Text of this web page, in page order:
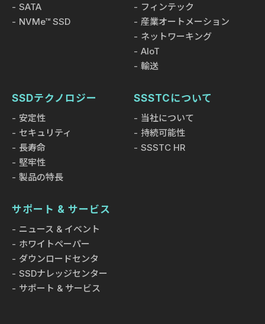
SATA
NVMe™ SSD
フィンテック
産業オートメーション
ネットワーキング
AIoT
輸送
SSDテクノロジー
安定性
セキュリティ
長寿命
堅牢性
製品の特長
SSSTCについて
当社について
持続可能性
SSSTC HR
サポート & サービス
ニュース & イベント
ホワイトペーパー
ダウンロードセンタ
SSDナレッジセンター
サポート & サービス